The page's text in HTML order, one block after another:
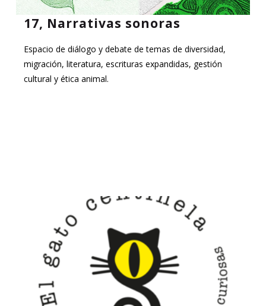
17, Narrativas sonoras
Espacio de diálogo y debate de temas de diversidad,
migración, literatura, escrituras expandidas, gestión
cultural y ética animal.